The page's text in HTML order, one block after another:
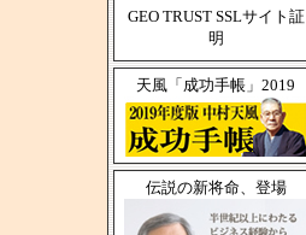
GEO TRUST SSLサイト証
明
天風「成功手帳」2019
伝説の新将命、登場